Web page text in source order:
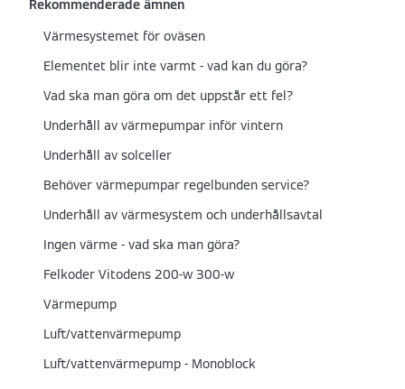
Rekommenderade ämnen
Värmesystemet för oväsen
Elementet blir inte varmt - vad kan du göra?
Vad ska man göra om det uppstår ett fel?
Underhåll av värmepumpar inför vintern
Underhåll av solceller
Behöver värmepumpar regelbunden service?
Underhåll av värmesystem och underhållsavtal
Ingen värme - vad ska man göra?
Felkoder Vitodens 200-w 300-w
Värmepump
Luft/vattenvärmepump
Luft/vattenvärmepump - Monoblock